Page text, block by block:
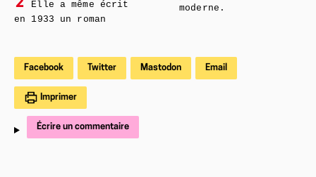
2
Elle a même écrit
en 1933 un roman
moderne.
Facebook Twitter Mastodon Email
Imprimer
Écrire un commentaire